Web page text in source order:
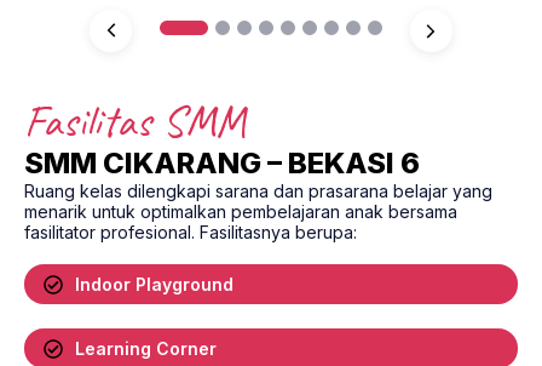
2 3 4 5 6 7 8 9
Fasilitas SMM
SMM CIKARANG – BEKASI 6
Ruang kelas dilengkapi sarana dan prasarana belajar yang
menarik untuk optimalkan pembelajaran anak bersama
fasilitator profesional. Fasilitasnya berupa:
Indoor Playground
Learning Corner